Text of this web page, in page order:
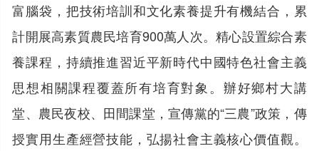
富腦袋，把技術培訓和文化素養提升有機結合，累
計開展高素質農民培育900萬人次。精心設置綜合素
養課程，持續推進習近平新時代中國特色社會主義
思想相關課程覆蓋所有培育對象。辦好鄉村大講
堂、農民夜校、田間課堂，宣傳黨的“三農”政策，傳
授實用生產經營技能，弘揚社會主義核心價值觀。